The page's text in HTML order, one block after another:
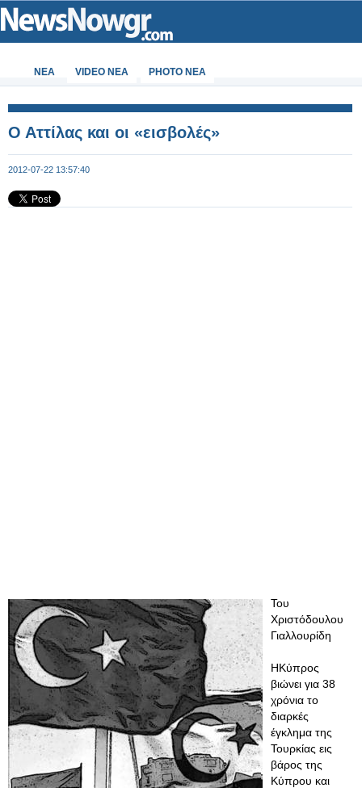
ΝΕΑ VIDEO NEA PHOTO NEA
Ο Αττίλας και οι «εισβολές»
2012-07-22 13:57:40
Του
Χριστόδουλου
Γιαλλουρίδη
ΗΚύπρος
βιώνει για 38
χρόνια το
διαρκές
έγκλημα της
Τουρκίας εις
βάρος της
Κύπρου και